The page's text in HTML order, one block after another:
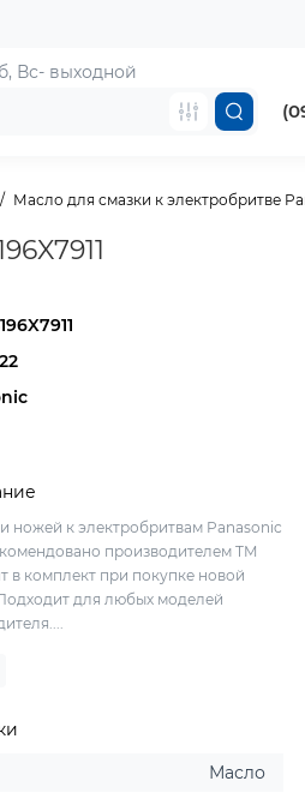
Вс- выходной
Масло для смазки к электробритве
ножей к электробритвам Panasonic
производителем TM
в комплект при покупке новой
для любых моделей
Масло